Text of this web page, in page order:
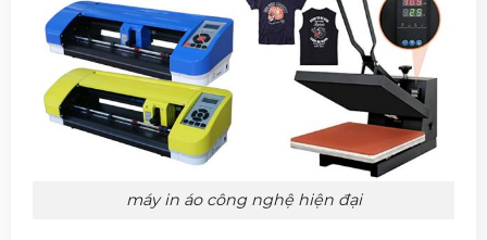
máy in áo công nghệ hiện đại